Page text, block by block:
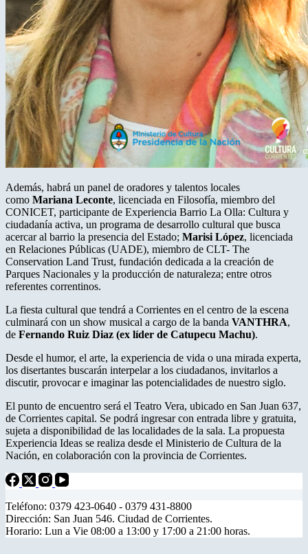
Además, habrá un panel de oradores y talentos locales
como Mariana Leconte, licenciada en Filosofía, miembro del
CONICET, participante de Experiencia Barrio La Olla: Cultura y
ciudadanía activa, un programa de desarrollo cultural que busca
acercar al barrio la presencia del Estado; Marisi López, licenciada
en Relaciones Públicas (UADE), miembro de CLT- The
Conservation Land Trust, fundación dedicada a la creación de
Parques Nacionales y la producción de naturaleza; entre otros
referentes correntinos.
La fiesta cultural que tendrá a Corrientes en el centro de la escena
culminará con un show musical a cargo de la banda VANTHRA,
de Fernando Ruiz Diaz (ex líder de Catupecu Machu).
Desde el humor, el arte, la experiencia de vida o una mirada experta,
los disertantes buscarán interpelar a los ciudadanos, invitarlos a
discutir, provocar e imaginar las potencialidades de nuestro siglo.
El punto de encuentro será el Teatro Vera, ubicado en San Juan 637,
de Corrientes capital. Se podrá ingresar con entrada libre y gratuita,
sujeta a disponibilidad de las localidades de la sala. La propuesta
Experiencia Ideas se realiza desde el Ministerio de Cultura de la
Nación, en colaboración con la provincia de Corrientes.
Teléfono: 0379 423-0640 - 0379 431-8800
Dirección: San Juan 546. Ciudad de Corrientes.
Horario: Lun a Vie 08:00 a 13:00 y 17:00 a 21:00 horas.